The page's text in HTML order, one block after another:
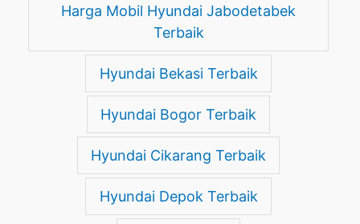
Harga Mobil Hyundai Jabodetabek
Terbaik
Hyundai Bekasi Terbaik
Hyundai Bogor Terbaik
Hyundai Cikarang Terbaik
Hyundai Depok Terbaik